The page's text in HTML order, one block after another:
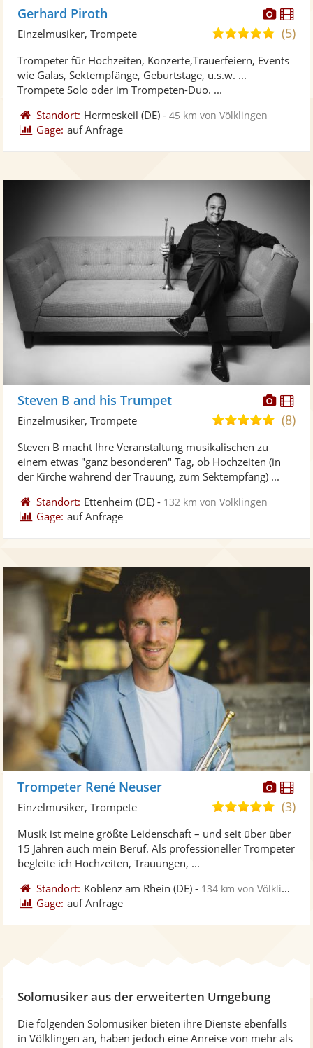
Fotos
Gerhard Piroth
5,0
5
(5)
Einzelmusiker, Trompete
Trompeter für Hochzeiten, Konzerte,Trauerfeiern, Events
wie Galas, Sektempfänge, Geburtstage, u.s.w. ...
Trompete Solo oder im Trompeten-Duo. ...
Standort: Hermeskeil (DE) -45 km von Völklingen
Gage: auf Anfrage
Steven B and his Trumpet
5,0(8)
Einzelmusiker, Trompete
Steven B macht Ihre Veranstaltung musikalischen zu
einem etwas "ganz besonderen" Tag, ob Hochzeiten (in
der Kirche während der Trauung, zum Sektempfang) ...
Standort: Ettenheim (DE) - 132 km von Völklingen
Gage: auf Anfrage
Fotos
Trompeter René Neuser
5,0
5
(3)
Einzelmusiker, Trompete
Musik ist meine größte Leidenschaft – und seit über über
15 Jahren auch mein Beruf. Als professioneller Trompeter
begleite ich Hochzeiten, Trauungen, ...
Standort: Koblenz am Rhein (DE) - 134 km von Völklingen
Gage: auf Anfrage
Solomusiker aus der erweiterten Umgebung
Die folgenden Solomusiker bieten ihre Dienste ebenfalls
in Völklingen an, haben jedoch eine Anreise von mehr als